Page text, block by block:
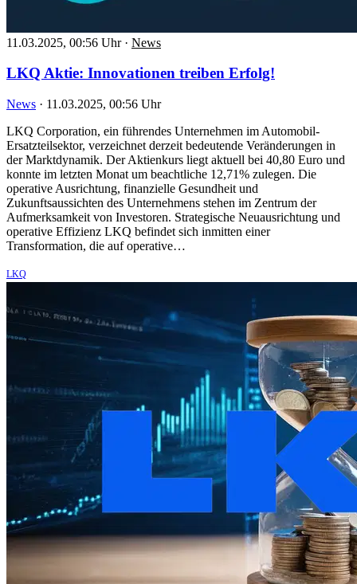
11.03.2025, 00:56 Uhr · News
LKQ Aktie: Innovationen treiben Erfolg!
News · 11.03.2025, 00:56 Uhr
LKQ Corporation, ein führendes Unternehmen im Automobil-
Ersatzteilsektor, verzeichnet derzeit bedeutende Veränderungen in
der Marktdynamik. Der Aktienkurs liegt aktuell bei 40,80 Euro und
konnte im letzten Monat um beachtliche 12,71% zulegen. Die
operative Ausrichtung, finanzielle Gesundheit und
Zukunftsaussichten des Unternehmens stehen im Zentrum der
Aufmerksamkeit von Investoren. Strategische Neuausrichtung und
operative Effizienz LKQ befindet sich inmitten einer
Transformation, die auf operative…
LKQ